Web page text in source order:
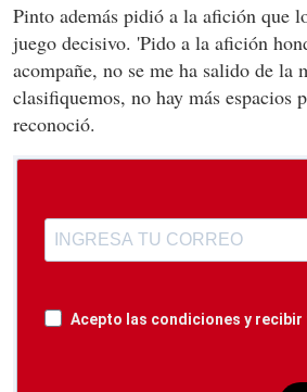
Pinto además pidió a la afición que
juego decisivo. 'Pido a la afición
acompañe, no se me ha salido de la
clasifiquemos, no hay más espacios
reconoció.
Acepto las condiciones y